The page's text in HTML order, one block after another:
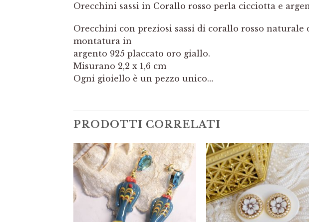
Orecchini sassi in Corallo rosso perla cicciotta e
Orecchini con preziosi sassi di corallo rosso
montatura in
argento 925 placcato oro giallo.
Misurano 2,2 x 1,6 cm
Ogni gioiello è un pezzo unico…
PRODOTTI CORRELATI